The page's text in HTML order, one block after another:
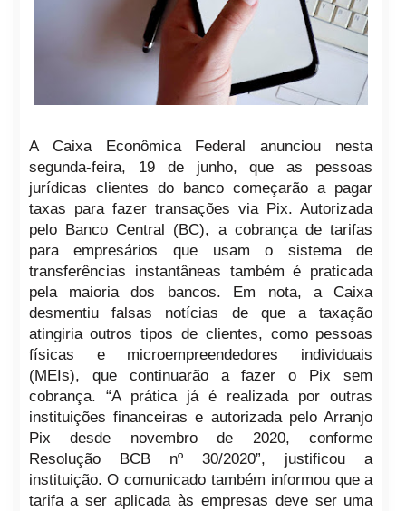
A Caixa Econômica Federal anunciou nesta
segunda-feira, 19 de junho, que as pessoas
jurídicas clientes do banco começarão a pagar
taxas para fazer transações via Pix. Autorizada
pelo Banco Central (BC), a cobrança de tarifas
para empresários que usam o sistema de
transferências instantâneas também é praticada
pela maioria dos bancos. Em nota, a Caixa
desmentiu falsas notícias de que a taxação
atingiria outros tipos de clientes, como pessoas
físicas e microempreendedores individuais
(MEIs), que continuarão a fazer o Pix sem
cobrança. “A prática já é realizada por outras
instituições financeiras e autorizada pelo Arranjo
Pix desde novembro de 2020, conforme
Resolução BCB nº 30/2020”, justificou a
instituição. O comunicado também informou que a
tarifa a ser aplicada às empresas deve ser uma